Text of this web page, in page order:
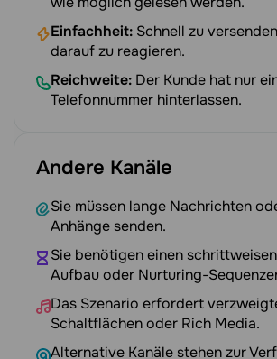
Einfachheit: Schnell zu
darauf zu reagieren.
Reichweite: Der Kunde hat nur
Telefonnummer hinterlassen.
Andere Kanäle
Sie müssen lange Nachrichten
Anhänge senden.
Sie benötigen einen
Aufbau oder Nurturing-
Das Szenario erfordert
Schaltflächen oder Rich Media.
Alternative Kanäle stehen zur